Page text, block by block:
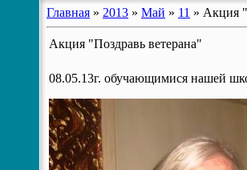
Главная » 2013 » Май » 11 » Акция
Акция "Поздравь ветерана"
08.05.13г. обучающимися нашей